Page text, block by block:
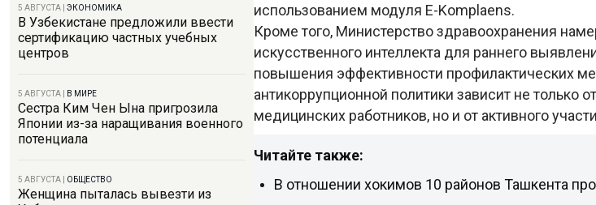
5 АВГУСТА ЭКОНОМИКА
В Узбекистане предложили ввести
сертификацию частных учебных
центров
5 АВГУСТА В МИРЕ
Сестра Ким Чен Ына пригрозила
Японии из-за наращивания военного
потенциала
5 АВГУСТА ОБЩЕСТВО
Женщина пыталась вывезти из
использованием модуля E-Komplaens.
Кроме того, Министерство здравоохранения
искусственного интеллекта для раннего
повышения эффективности профилактических
антикоррупционной политики зависит не только
медицинских работников, но и от активного
Читайте также:
В отношении хокимов 10 районов Ташкента